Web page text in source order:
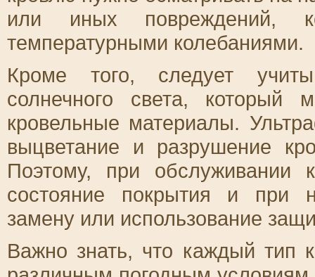
или иных повреждений,
температурными колебаниями.
Кроме того, следует
солнечного света, который
кровельные материалы.
выцветание и разрушение
Поэтому, при обслуживании
состояние покрытия и при
замену или использование
Важно знать, что каждый тип